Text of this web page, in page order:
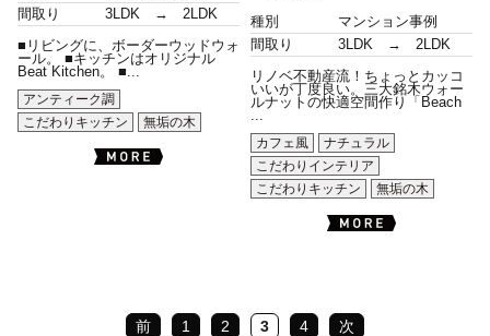
間取り
3LDK → 2LDK
■リビングに、ボーダーウッドウォ
ール。 ■キッチンはオリジナル
Beat Kitchen。 ■...
アンティーク調
こだわりキッチン
無垢の木
種別
マンション事例
間取り
3LDK → 2LDK
リノベ不動産流！ちょっとカッコ
いいが丁度良い。三大銘木ウォー
ルナットの快適空間作り「Beach
...
カフェ風
ナチュラル
こだわりインテリア
こだわりキッチン
無垢の木
前 1 2 3 4 次